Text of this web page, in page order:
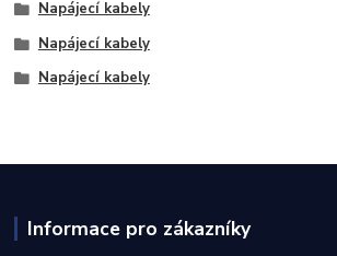
Napájecí kabely
Napájecí kabely
Napájecí kabely
Informace pro zákazníky